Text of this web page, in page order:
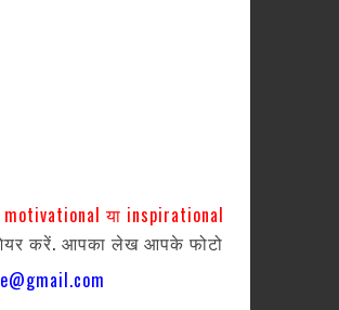
या inspirational
शेयर करें. आपका लेख आपके फोटो